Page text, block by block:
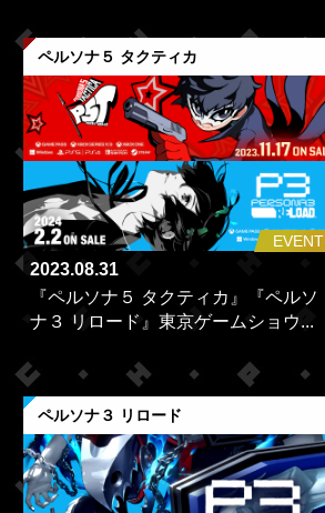
ペルソナ５ タクティカ
EVENT
2023.08.31
『ペルソナ５ タクティカ』『ペルソ
ナ３ リロード』東京ゲームショウ...
ペルソナ３ リロード